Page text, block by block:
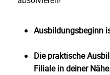
Ausbildungsbeginn
Die praktische
Filiale in deiner